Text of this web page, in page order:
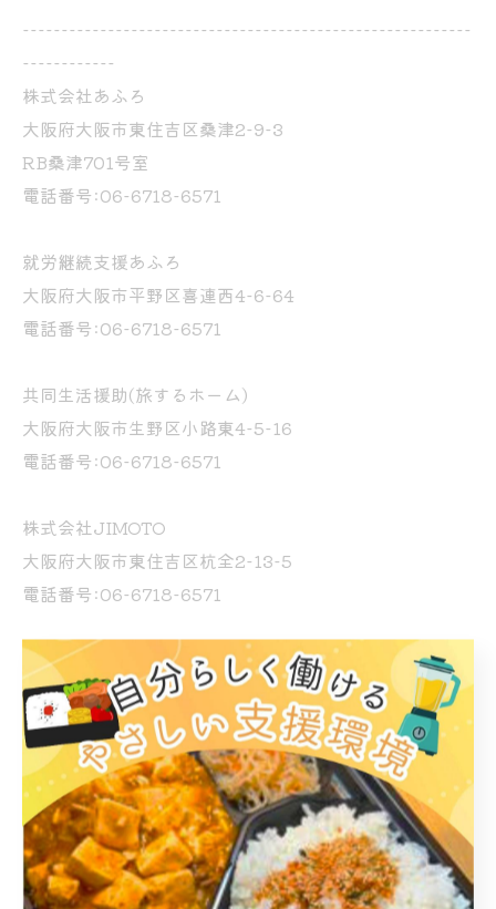
----------------------------------------------------------
------------
株式会社あふろ
大阪府大阪市東住吉区桑津2-9-3
RB桑津701号室
電話番号:06-6718-6571
就労継続支援あふろ
大阪府大阪市平野区喜連西4-6-64
電話番号:06-6718-6571
共同生活援助(旅するホーム)
大阪府大阪市生野区小路東4-5-16
電話番号:06-6718-6571
株式会社JIMOTO
大阪府大阪市東住吉区杭全2-13-5
電話番号:06-6718-6571
訪問看護ステーションわくわく
大阪府大阪市平野区喜連西4-6-64-301
電話番号:06-6718-6571
大阪市の株式会社あふろの事業
大阪市の就労継続支援あふろ